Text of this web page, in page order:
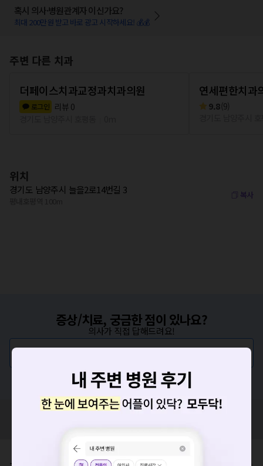
혹시 의사·병원관계자 이신가요?
최대 200만원 받고 바로 광고 시작하세요! 💰💰
주변 다른 치과
더페이스치과교정과치과의원
로그인 리뷰 0
연세편한치과
9.8(9)
위치
경기도 남양주시 늘을2로14번길 3 복사
증상/치료, 궁금한 점이 있나요?
의사가 직접 답해드려요!
💬 무엇이든 물어보세요
혹은, 의료상담 서비스에 다양한 게시글 보러가기
혹시 잘못된 병원정보가 있나요?